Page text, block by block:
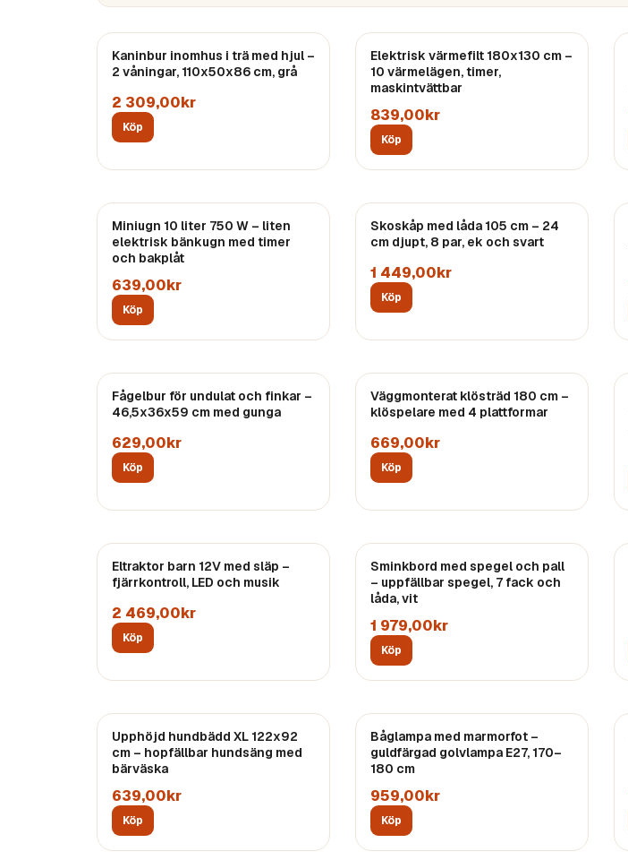
Kaninbur inomhus i trä med hjul –
2 våningar, 110x50x86 cm, grå
2 309,00kr
Köp
Elektrisk värmefilt 180x130 cm –
10 värmelägen, timer,
maskintvättbar
839,00kr
Köp
Miniugn 10 liter 750 W – liten
elektrisk bänkugn med timer
och bakplåt
639,00kr
Köp
Skoskåp med låda 105 cm – 24
cm djupt, 8 par, ek och svart
1 449,00kr
Köp
Fågelbur för undulat och finkar –
46,5x36x59 cm med gunga
629,00kr
Köp
Väggmonterat klösträd 180 cm –
klöspelare med 4 plattformar
669,00kr
Köp
Eltraktor barn 12V med släp –
fjärrkontroll, LED och musik
2 469,00kr
Köp
Sminkbord med spegel och pall
– uppfällbar spegel, 7 fack och
låda, vit
1 979,00kr
Köp
Upphöjd hundbädd XL 122x92
cm – hopfällbar hundsäng med
bärväska
639,00kr
Köp
Båglampa med marmorfot –
guldfärgad golvlampa E27, 170–
180 cm
959,00kr
Köp